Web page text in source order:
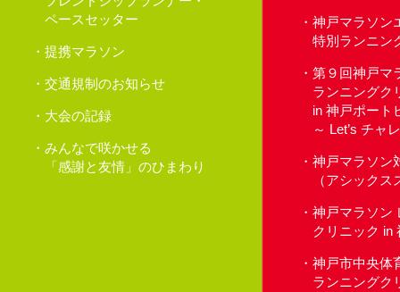
ペースセッター
提携マラソン
交通規制のお知らせ
大会の記録
みんなで咲かせる
「感謝と友情」のひまわり
神戸マラソン
特別ランニン
第９回神戸マ
ランニングク
in 神戸ポート
～ Let’s チャ
神戸マラソ
（アシックス
神戸マラソン
クリニック in
神戸市中央体
ランニングク